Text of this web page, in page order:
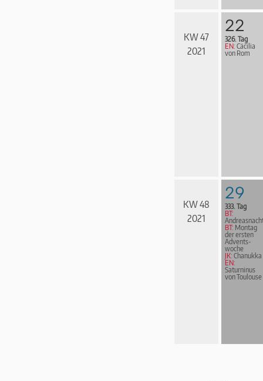
KW 47
2021
22
326. Tag
EN: Cäcilia
von Rom
KW 48
2021
29
333. Tag
BT:
BT: Montag
der ersten
Advents­
woche
JK: Chanukka
EN:
Saturninus
von Toulouse